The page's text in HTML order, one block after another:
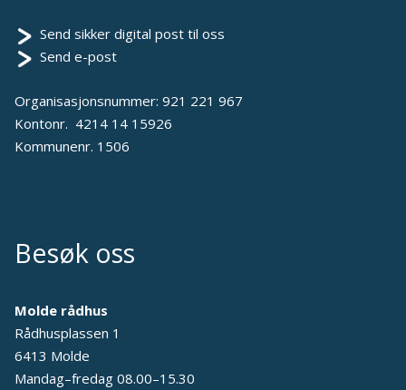
Send sikker digital post til oss
Send e-post
Organisasjonsnummer: 921 221 967
Kontonr. 4214 14 15926
Kommunenr. 1506
Besøk oss
Molde rådhus
Rådhusplassen 1
6413 Molde
Mandag–fredag 08.00–15.30